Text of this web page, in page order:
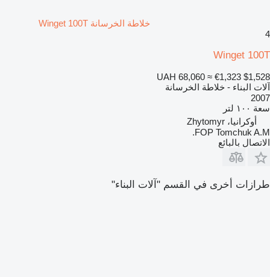
خلاطة الخرسانة Winget 100T
4
Winget 100T
$1,528
UAH 68,060 ≈ €1,323
آلات البناء - خلاطة الخرسانة
2007
سعة ١٠٠ لتر
أوكرانيا، Zhytomyr
FOP Tomchuk A.M.
الاتصال بالبائع
طرازات أخرى في القسم "آلات البناء"